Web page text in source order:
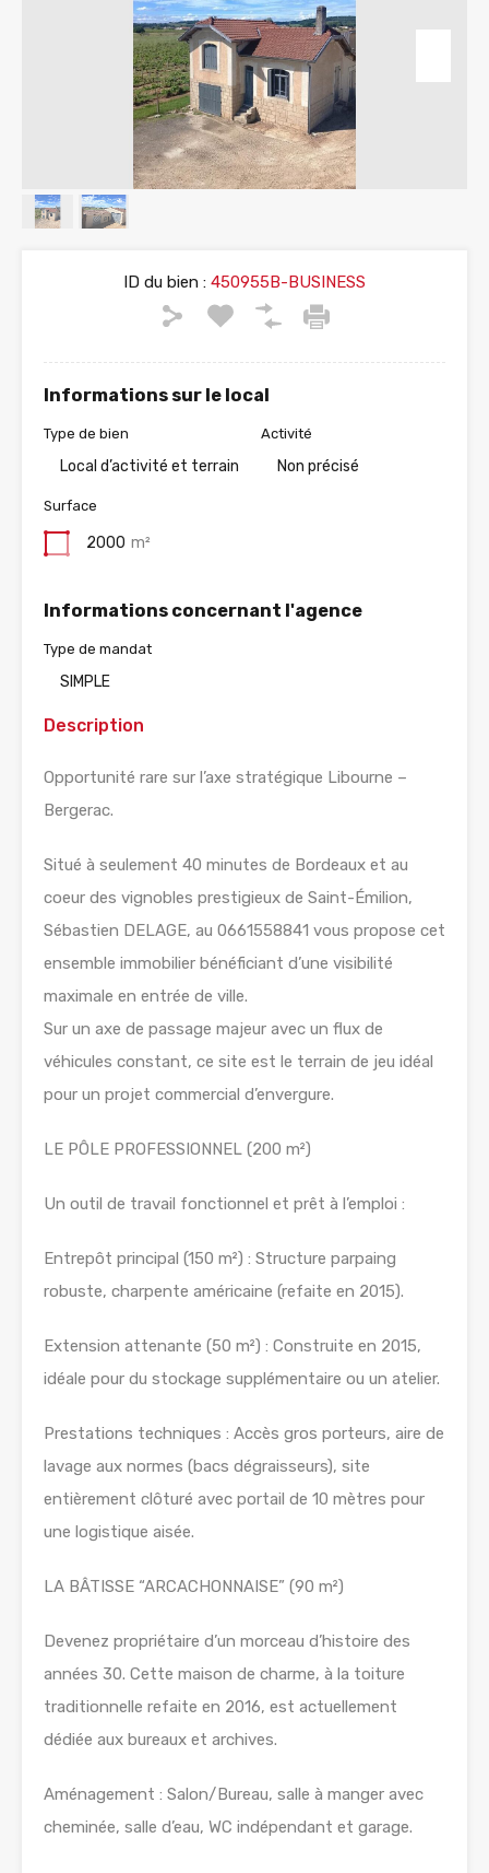
ID du bien : 450955B-BUSINESS
Informations sur le local
Type de bien
Local d’activité et terrain
Activité
Non précisé
Surface
2000 m²
Informations concernant l'agence
Type de mandat
SIMPLE
Description
Opportunité rare sur l’axe stratégique Libourne –
Bergerac.
Situé à seulement 40 minutes de Bordeaux et au
coeur des vignobles prestigieux de Saint-Émilion,
Sébastien DELAGE, au 0661558841 vous propose cet
ensemble immobilier bénéficiant d’une visibilité
maximale en entrée de ville.
Sur un axe de passage majeur avec un flux de
véhicules constant, ce site est le terrain de jeu idéal
pour un projet commercial d’envergure.
LE PÔLE PROFESSIONNEL (200 m²)
Un outil de travail fonctionnel et prêt à l’emploi :
Entrepôt principal (150 m²) : Structure parpaing
robuste, charpente américaine (refaite en 2015).
Extension attenante (50 m²) : Construite en 2015,
idéale pour du stockage supplémentaire ou un atelier.
Prestations techniques : Accès gros porteurs, aire de
lavage aux normes (bacs dégraisseurs), site
entièrement clôturé avec portail de 10 mètres pour
une logistique aisée.
LA BÂTISSE “ARCACHONNAISE” (90 m²)
Devenez propriétaire d’un morceau d’histoire des
années 30. Cette maison de charme, à la toiture
traditionnelle refaite en 2016, est actuellement
dédiée aux bureaux et archives.
Aménagement : Salon/Bureau, salle à manger avec
cheminée, salle d’eau, WC indépendant et garage.